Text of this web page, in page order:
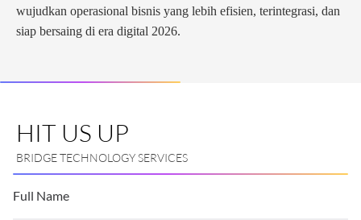
wujudkan operasional bisnis yang lebih efisien, terintegrasi, dan
siap bersaing di era digital 2026.
Full Name
HIT US UP
BRIDGE TECHNOLOGY SERVICES